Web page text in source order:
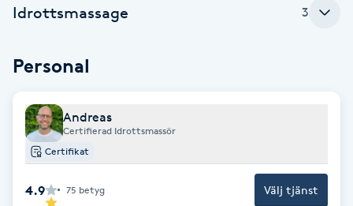
Bröllopsuppsättning
Celluliter
Idrottsmassage 3
Personal
Andreas
Certifierad Idrottsmassör
Certifikat
4.9 75 betyg Välj tjänst